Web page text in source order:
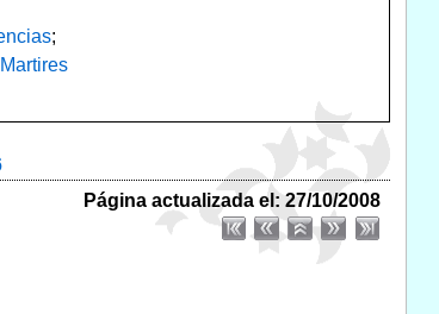
;
Página actualizada el: 27/10/2008